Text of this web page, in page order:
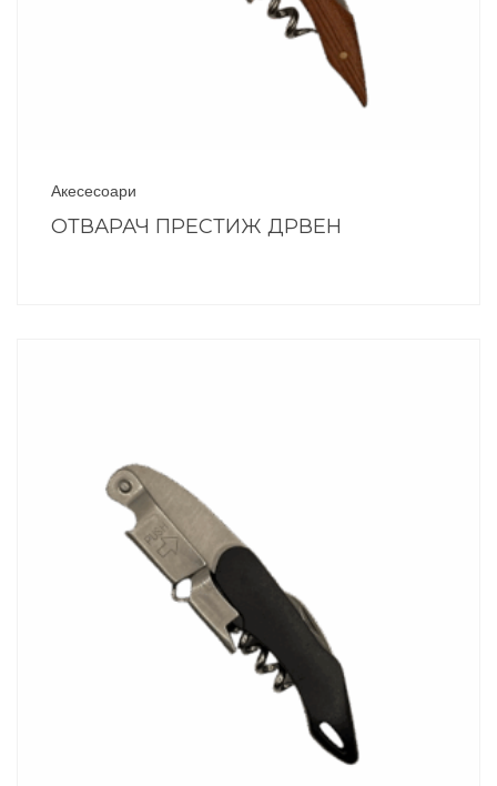
Акесесоари
ОТВАРАЧ ПРЕСТИЖ ДРВЕН